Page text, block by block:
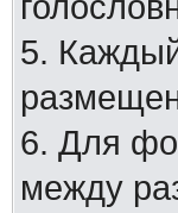
5.
6. Для
между